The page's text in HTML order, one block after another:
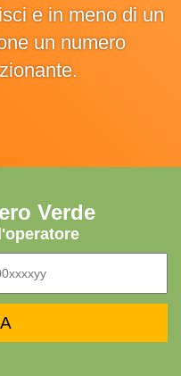
e in meno di un
un numero
Verde